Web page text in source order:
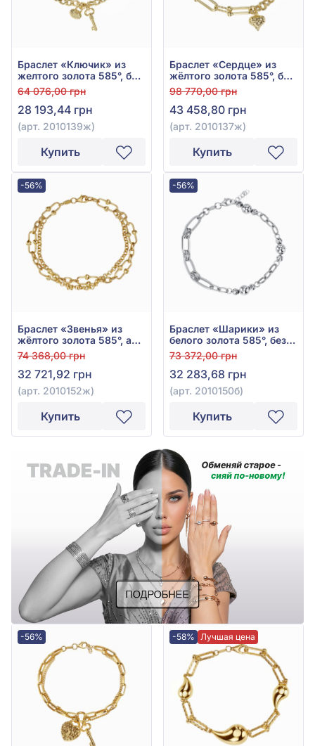
Браслет «Ключик» из
желтого золота 585°, без
вставок, арт. 2010139ж
64 076,00 грн
28 193,44 грн
(арт. 2010139ж)
Купить
Браслет «Сердце» из
жёлтого золота 585°, без
вставки, арт. 2010137ж
98 770,00 грн
43 458,80 грн
(арт. 2010137ж)
Купить
-56%
Браслет «Звенья» из
жёлтого золота 585°, арт.
2010152ж
74 368,00 грн
32 721,92 грн
(арт. 2010152ж)
Купить
-56%
Браслет «Шарики» из
белого золота 585°, без
вставки, арт. 2010150б
73 372,00 грн
32 283,68 грн
(арт. 2010150б)
Купить
-56% -58% Лучшая цена